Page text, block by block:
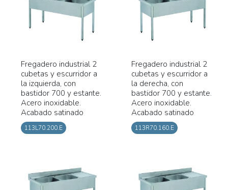
Fregadero industrial 2
cubetas y escurridor a
la izquierda, con
bastidor 700 y estante.
Acero inoxidable.
Acabado satinado
113L70.200.E
Fregadero industrial 2
cubetas y escurridor a
la derecha, con
bastidor 700 y estante.
Acero inoxidable.
Acabado satinado
113R70.160.E